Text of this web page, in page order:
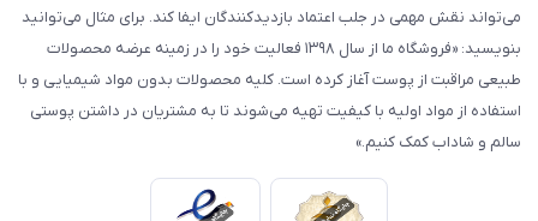
می‌تواند نقش مهمی در جلب اعتماد بازدیدکنندگان ایفا کند. برای مثال می‌توانید
بنویسید: «فروشگاه ما از سال ۱۳۹۸ فعالیت خود را در زمینه عرضه محصولات
طبیعی مراقبت از پوست آغاز کرده است. کلیه محصولات بدون مواد شیمیایی و با
استفاده از مواد اولیه با کیفیت تهیه می‌شوند تا به مشتریان در داشتن پوستی
سالم و شاداب کمک کنیم.»